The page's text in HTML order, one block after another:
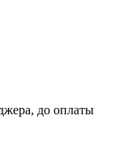
до оплаты